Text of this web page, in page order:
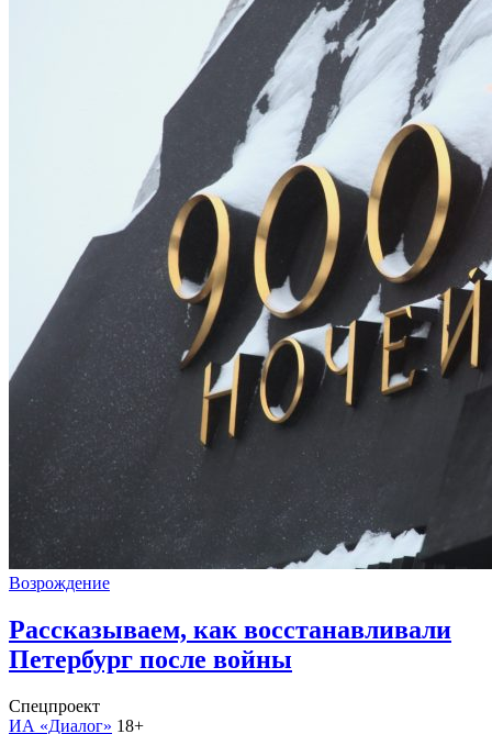
Возрождение
Рассказываем, как восстанавливали
Петербург после войны
Спецпроект
ИА «Диалог» 18+